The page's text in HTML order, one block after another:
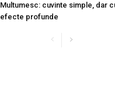
Multumesc: cuvinte simple, dar
efecte profunde